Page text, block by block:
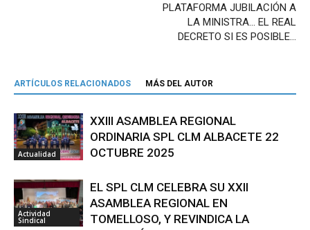
PLATAFORMA JUBILACIÓN A
LA MINISTRA… EL REAL
DECRETO SI ES POSIBLE…
ARTÍCULOS RELACIONADOS MÁS DEL AUTOR
Actualidad
XXIII ASAMBLEA REGIONAL
ORDINARIA SPL CLM ALBACETE 22
OCTUBRE 2025
Actividad
Sindical
EL SPL CLM CELEBRA SU XXII
ASAMBLEA REGIONAL EN
TOMELLOSO, Y REVINDICA LA